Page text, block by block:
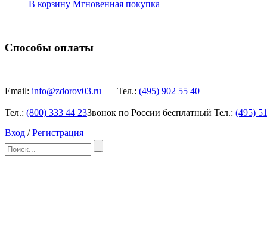
В корзину Мгновенная покупка
Способы оплаты
Email: info@zdorov03.ru Тел.: (495) 902 55 40
Тел.: (800) 333 44 23Звонок по России бесплатный Тел.: (495)
Вход /Регистрация